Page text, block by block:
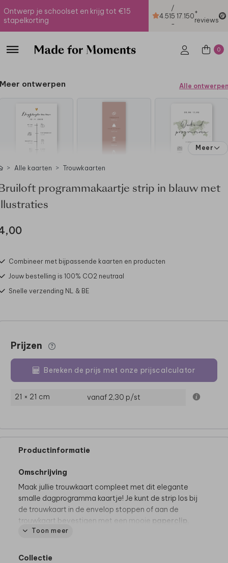
Ontwerp je schoolset en krijg tot €15
stapelkorting
4.51
/
5
-
17.150+
reviews
0
Meer ontwerpen Alle ontwerpen
Meer
Alle kaarten Trouwkaarten
programmakaartje strip in blauw met
Combineer met bijpassende kaarten en producten
Jouw bestelling is 100% CO2 neutraal
Snelle verzending NL & BE
Prijzen
Bereken de prijs met onze prijscalculator
21 × 21 cm vanaf 2,30 p/st
Productinformatie
Omschrijving
Maak jullie trouwkaart compleet met dit elegante
smalle dagprogramma kaartje! Je kunt de strip los bij
de trouwkaart in de envelop stoppen of aan de
trouwkaart bevestigen met een mooie paperclip.
• 4 stuks
Toon meer
Collectie